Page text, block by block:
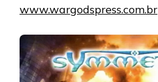
www.wargodspress.com.br